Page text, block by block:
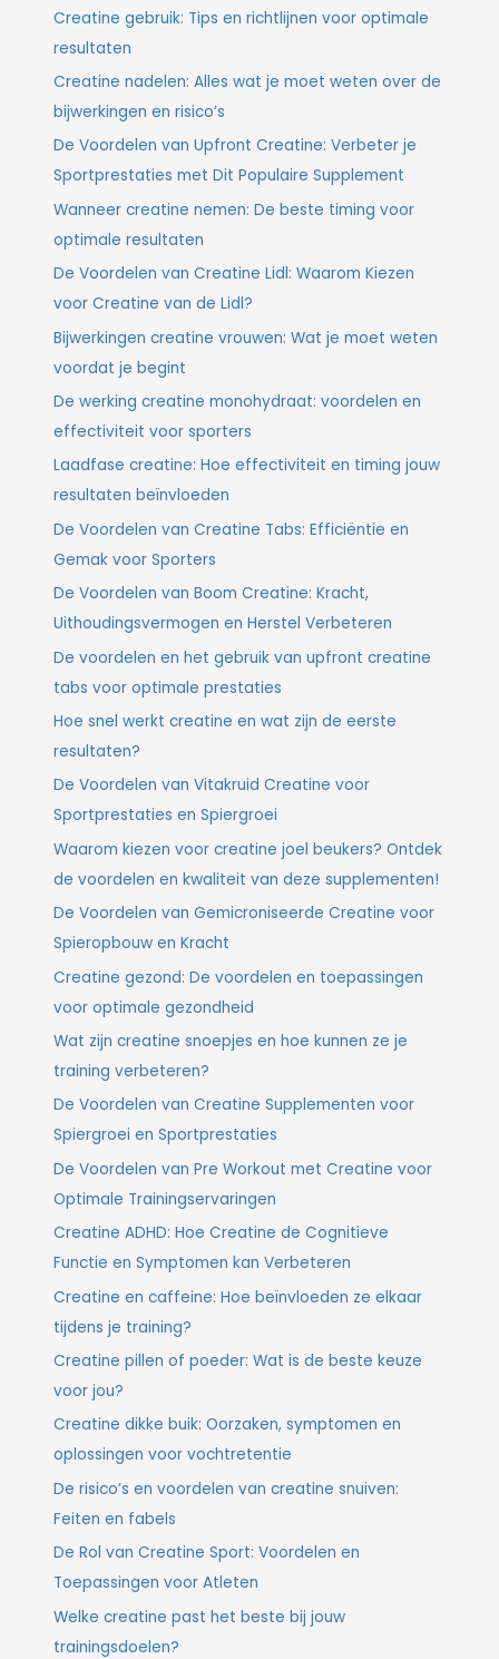
Creatine gebruik: Tips en richtlijnen voor optimale
resultaten
Creatine nadelen: Alles wat je moet weten over de
bijwerkingen en risico’s
De Voordelen van Upfront Creatine: Verbeter je
Sportprestaties met Dit Populaire Supplement
Wanneer creatine nemen: De beste timing voor
optimale resultaten
De Voordelen van Creatine Lidl: Waarom Kiezen
voor Creatine van de Lidl?
Bijwerkingen creatine vrouwen: Wat je moet weten
voordat je begint
De werking creatine monohydraat: voordelen en
effectiviteit voor sporters
Laadfase creatine: Hoe effectiviteit en timing jouw
resultaten beïnvloeden
De Voordelen van Creatine Tabs: Efficiëntie en
Gemak voor Sporters
De Voordelen van Boom Creatine: Kracht,
Uithoudingsvermogen en Herstel Verbeteren
De voordelen en het gebruik van upfront creatine
tabs voor optimale prestaties
Hoe snel werkt creatine en wat zijn de eerste
resultaten?
De Voordelen van Vitakruid Creatine voor
Sportprestaties en Spiergroei
Waarom kiezen voor creatine joel beukers? Ontdek
de voordelen en kwaliteit van deze supplementen!
De Voordelen van Gemicroniseerde Creatine voor
Spieropbouw en Kracht
Creatine gezond: De voordelen en toepassingen
voor optimale gezondheid
Wat zijn creatine snoepjes en hoe kunnen ze je
training verbeteren?
De Voordelen van Creatine Supplementen voor
Spiergroei en Sportprestaties
De Voordelen van Pre Workout met Creatine voor
Optimale Trainingservaringen
Creatine ADHD: Hoe Creatine de Cognitieve
Functie en Symptomen kan Verbeteren
Creatine en caffeine: Hoe beïnvloeden ze elkaar
tijdens je training?
Creatine pillen of poeder: Wat is de beste keuze
voor jou?
Creatine dikke buik: Oorzaken, symptomen en
oplossingen voor vochtretentie
De risico’s en voordelen van creatine snuiven:
Feiten en fabels
De Rol van Creatine Sport: Voordelen en
Toepassingen voor Atleten
Welke creatine past het beste bij jouw
trainingsdoelen?